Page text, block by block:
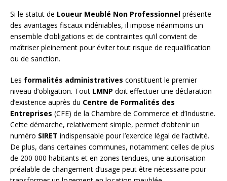
Si le statut de Loueur Meublé Non Professionnel présente
des avantages fiscaux indéniables, il impose néanmoins un
ensemble d’obligations et de contraintes qu’il convient de
maîtriser pleinement pour éviter tout risque de requalification
ou de sanction.
Les formalités administratives constituent le premier
niveau d’obligation. Tout LMNP doit effectuer une déclaration
d’existence auprès du Centre de Formalités des
Entreprises (CFE) de la Chambre de Commerce et d’Industrie.
Cette démarche, relativement simple, permet d’obtenir un
numéro SIRET indispensable pour l’exercice légal de l’activité.
De plus, dans certaines communes, notamment celles de plus
de 200 000 habitants et en zones tendues, une autorisation
préalable de changement d’usage peut être nécessaire pour